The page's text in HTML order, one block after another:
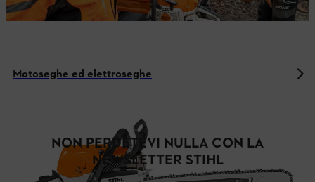
Motoseghe ed elettroseghe
NON PERDETEVI NULLA CON LA
NEWSLETTER STIHL